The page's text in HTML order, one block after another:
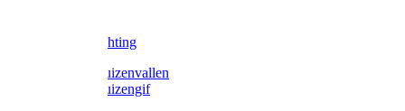
LED verlichting
Ratten / Muizenvallen
Ratten / Muizengif